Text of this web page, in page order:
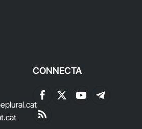
CONNECTA
Facebook
X
YouTubeTelegram
RSS